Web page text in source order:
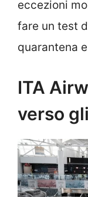
eccezioni
fare un test
quarantena
ITA
verso